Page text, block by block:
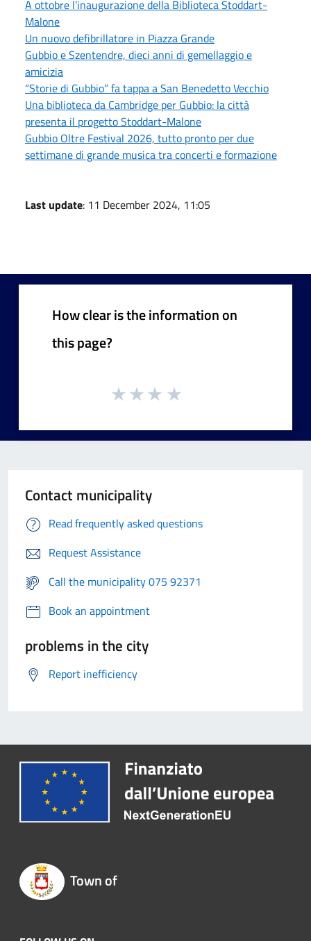
A ottobre l’inaugurazione della Biblioteca Stoddart-
Malone
Un nuovo defibrillatore in Piazza Grande
Gubbio e Szentendre, dieci anni di gemellaggio e
amicizia
“Storie di Gubbio” fa tappa a San Benedetto Vecchio
Una biblioteca da Cambridge per Gubbio: la città
presenta il progetto Stoddart-Malone
Gubbio Oltre Festival 2026, tutto pronto per due
settimane di grande musica tra concerti e formazione
Last update: 11 December 2024, 11:05
How clear is the information on
this page?
Contact municipality
Read frequently asked questions
Request Assistance
Call the municipality 075 92371
Book an appointment
problems in the city
Report inefficiency
Town of